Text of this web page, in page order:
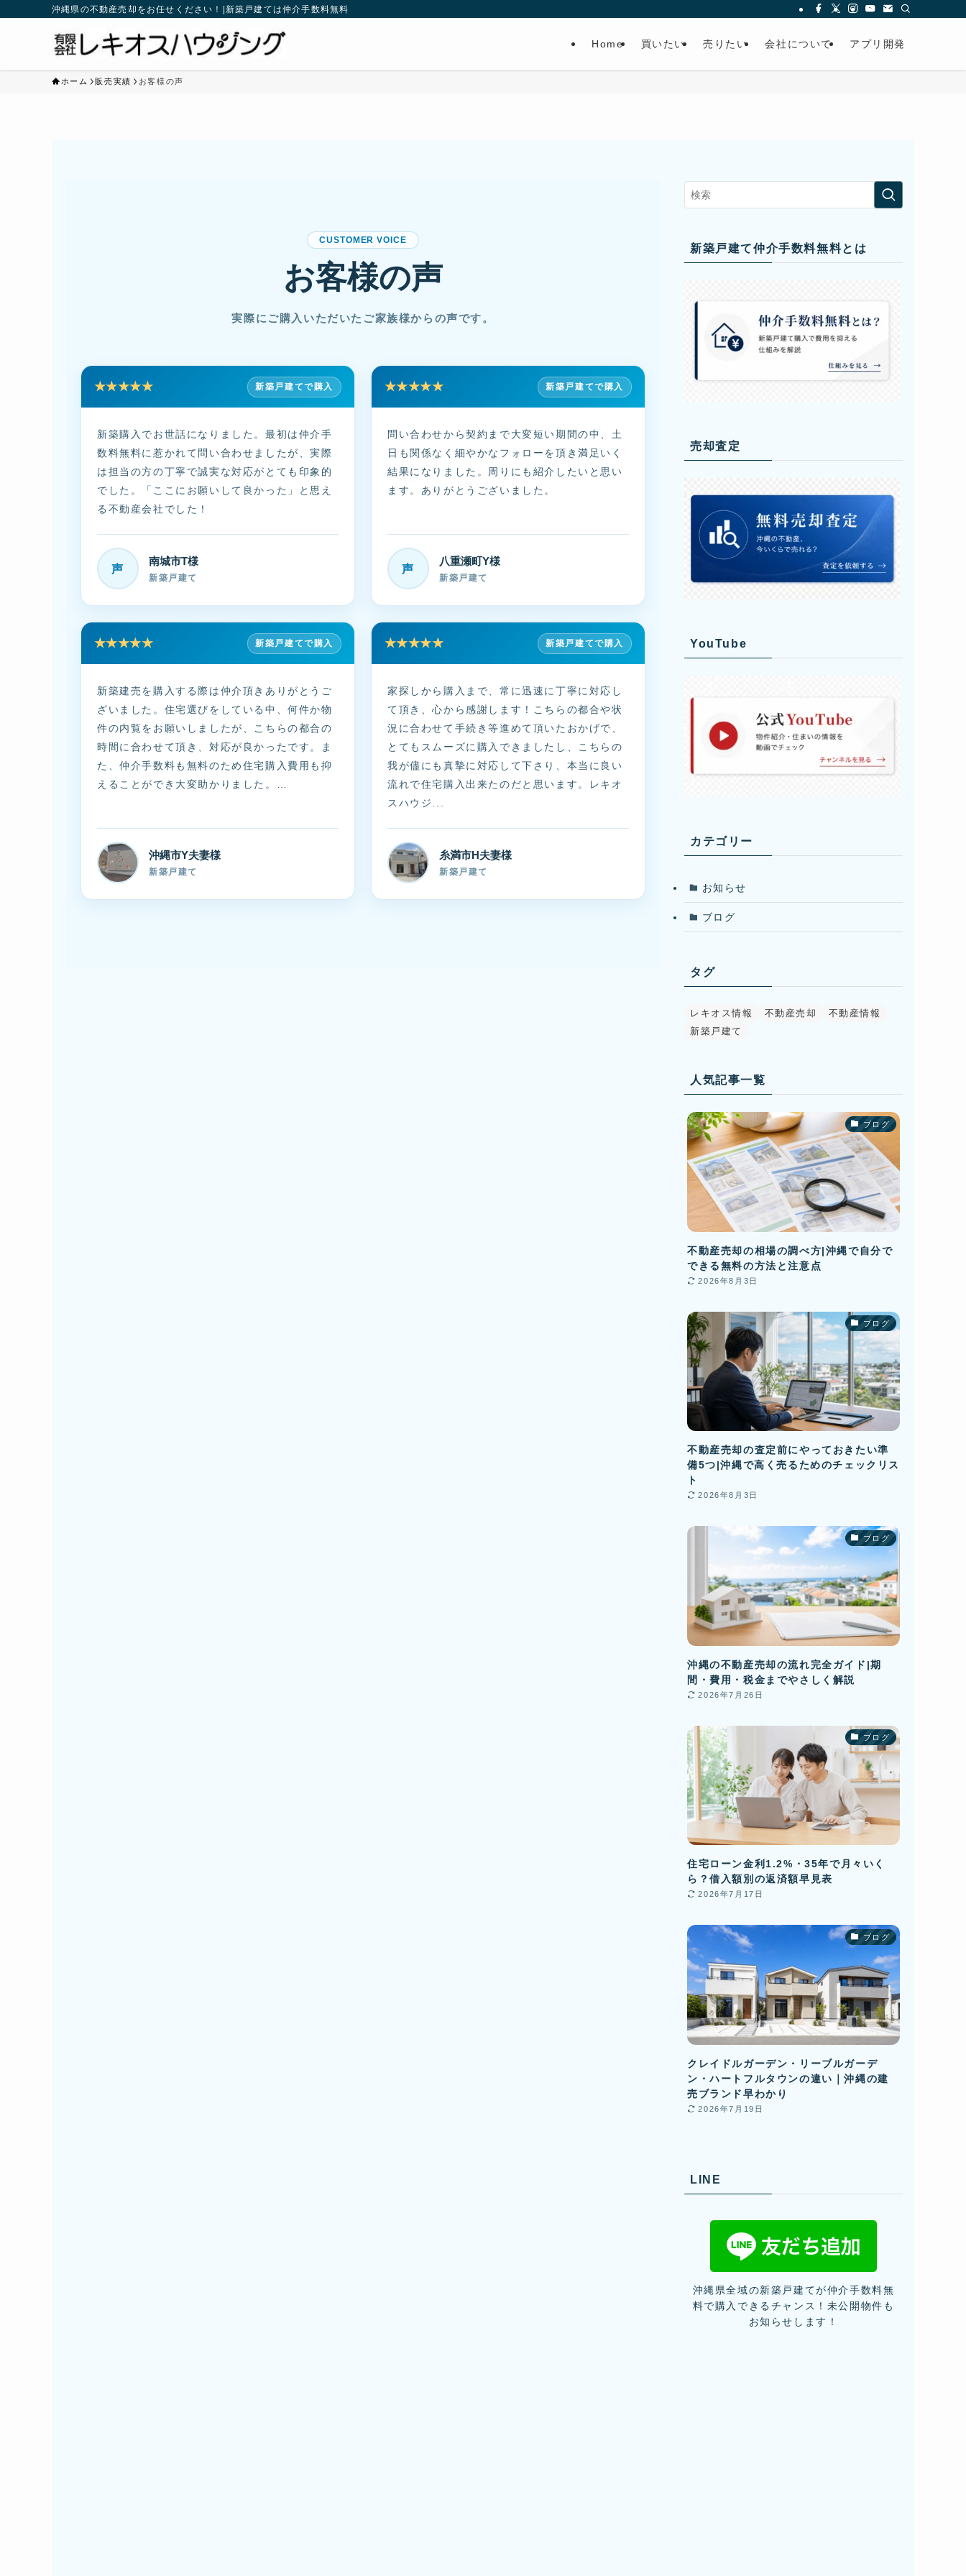
沖縄県の不動産売却をお任せください！|新築戸建ては仲介手数料無料
Home 買いたい 売りたい 会社について アプリ開発
ホーム 販売実績 お客様の声
CUSTOMER VOICE
お客様の声
実際にご購入いただいたご家族様からの声です。
★★★★★ 新築戸建てで購入
新築購入でお世話になりました。最初は仲介手
数料無料に惹かれて問い合わせましたが、実際
は担当の方の丁寧で誠実な対応がとても印象的
でした。「ここにお願いして良かった」と思え
る不動産会社でした！
声
南城市T様
新築戸建て
★★★★★ 新築戸建てで購入
問い合わせから契約まで大変短い期間の中、土
日も関係なく細やかなフォローを頂き満足いく
結果になりました。周りにも紹介したいと思い
ます。ありがとうございました。
声
八重瀬町Y様
新築戸建て
★★★★★ 新築戸建てで購入
新築建売を購入する際は仲介頂きありがとうご
ざいました。住宅選びをしている中、何件か物
件の内覧をお願いしましたが、こちらの都合の
時間に合わせて頂き、対応が良かったです。ま
た、仲介手数料も無料のため住宅購入費用も抑
えることができ大変助かりました。…
沖縄市Y夫妻様
新築戸建て
★★★★★ 新築戸建てで購入
家探しから購入まで、常に迅速に丁寧に対応し
て頂き、心から感謝します！こちらの都合や状
況に合わせて手続き等進めて頂いたおかげで、
とてもスムーズに購入できましたし、こちらの
我が儘にも真摯に対応して下さり、本当に良い
流れで住宅購入出来たのだと思います。レキオ
スハウジ...
糸満市H夫妻様
新築戸建て
新築戸建て仲介手数料無料とは
売却査定
YouTube
カテゴリー
お知らせ
ブログ
タグ
レキオス情報 不動産売却
不動産情報
新築戸建て
人気記事一覧
ブログ
不動産売却の相場の調べ方|沖縄で自分で
できる無料の方法と注意点
2026年8月3日
ブログ
不動産売却の査定前にやっておきたい準
備5つ|沖縄で高く売るためのチェックリス
ト
2026年8月3日
ブログ
沖縄の不動産売却の流れ完全ガイド|期
間・費用・税金までやさしく解説
2026年7月26日
ブログ
住宅ローン金利1.2%・35年で月々いく
ら？借入額別の返済額早見表
2026年7月17日
ブログ
クレイドルガーデン・リーブルガーデ
ン・ハートフルタウンの違い｜沖縄の建
売ブランド早わかり
2026年7月19日
LINE
沖縄県全域の新築戸建てが仲介手数料無
料で購入できるチャンス！未公開物件も
お知らせします！